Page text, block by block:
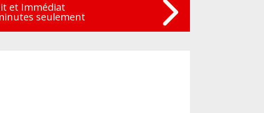
et Immédiat
seulement